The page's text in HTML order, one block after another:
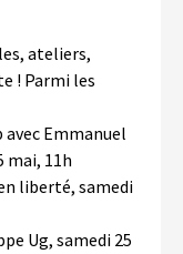
ateliers,
! Parmi les
avec Emmanuel
mai, 11h
liberté, samedi
Ug, samedi 25